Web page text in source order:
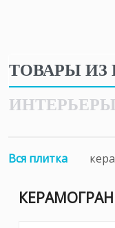
ТОВАРЫ ИЗ
ИНТЕРЬЕРЫ
Вся плитка